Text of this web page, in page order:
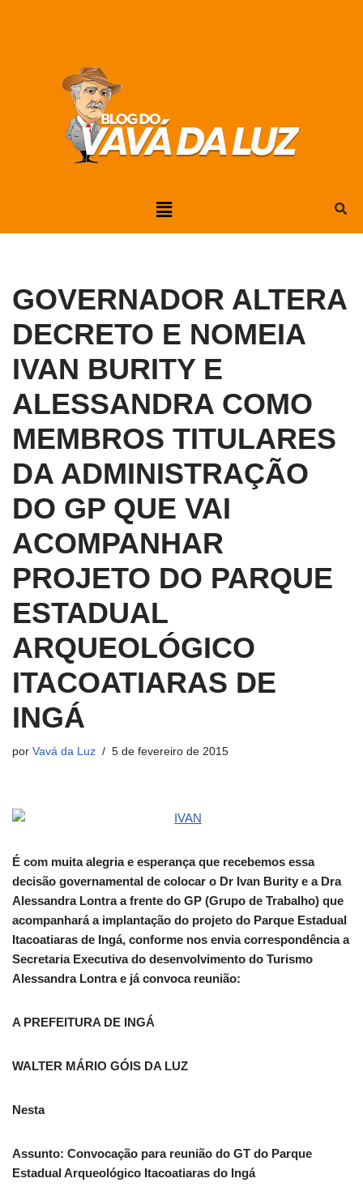
GOVERNADOR ALTERA
DECRETO E NOMEIA
IVAN BURITY E
ALESSANDRA COMO
MEMBROS TITULARES
DA ADMINISTRAÇÃO
DO GP QUE VAI
ACOMPANHAR
PROJETO DO PARQUE
ESTADUAL
ARQUEOLÓGICO
ITACOATIARAS DE
INGÁ
por Vavá da Luz 5 de fevereiro de 2015
É com muita alegria e esperança que recebemos essa
decisão governamental de colocar o Dr Ivan Burity e a Dra
Alessandra Lontra a frente do GP (Grupo de Trabalho) que
acompanhará a implantação do projeto do Parque Estadual
Itacoatiaras de Ingá, conforme nos envia correspondência a
Secretaria Executiva do desenvolvimento do Turismo
Alessandra Lontra e já convoca reunião:
A PREFEITURA DE INGÁ
WALTER MÁRIO GÓIS DA LUZ
Nesta
Assunto: Convocação para reunião do GT do Parque
Estadual Arqueológico Itacoatiaras do Ingá